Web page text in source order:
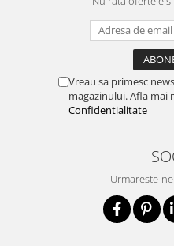
Vreau sa primesc
magazinului. Afla mai
Confidentialitate
Urmareste-